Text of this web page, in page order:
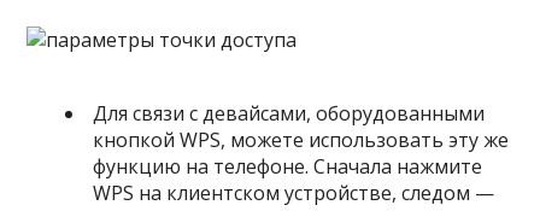
Для связи с девайсами, оборудованными
кнопкой WPS, можете использовать эту же
функцию на телефоне. Сначала нажмите
WPS на клиентском устройстве, следом —